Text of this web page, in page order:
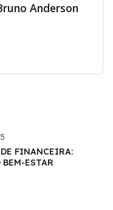
Anderson
FINANCEIRA:
ESTAR